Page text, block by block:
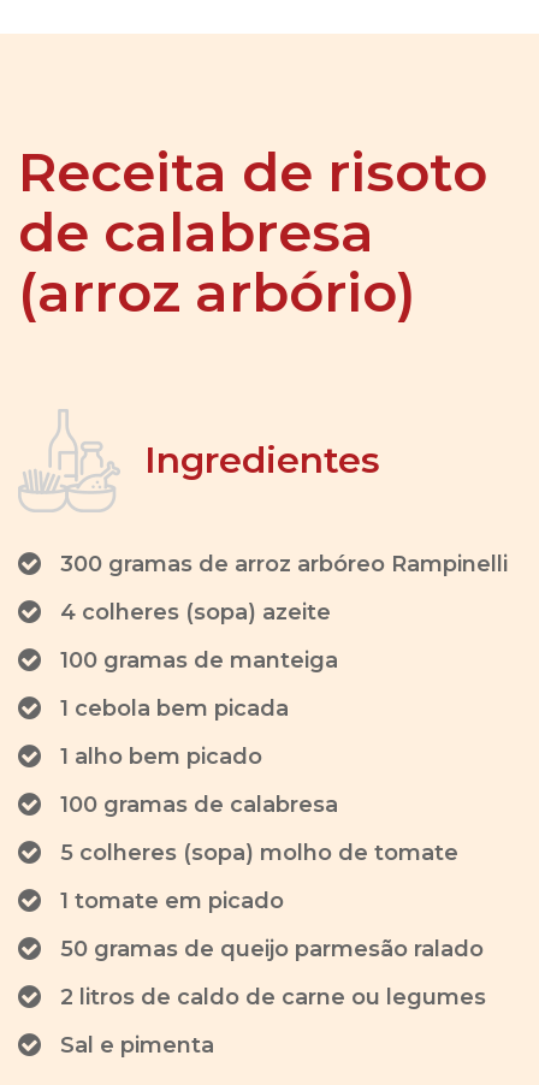
Receita de risoto
de calabresa
(arroz arbório)
Ingredientes
300 gramas de arroz arbóreo Rampinelli
4 colheres (sopa) azeite
100 gramas de manteiga
1 cebola bem picada
1 alho bem picado
100 gramas de calabresa
5 colheres (sopa) molho de tomate
1 tomate em picado
50 gramas de queijo parmesão ralado
2 litros de caldo de carne ou legumes
Sal e pimenta